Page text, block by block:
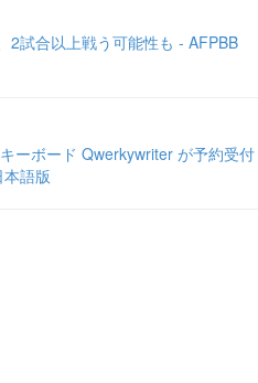
2試合以上戦う可能性も - AFPBB
ーボード Qwerkywriter が予約受付
語版